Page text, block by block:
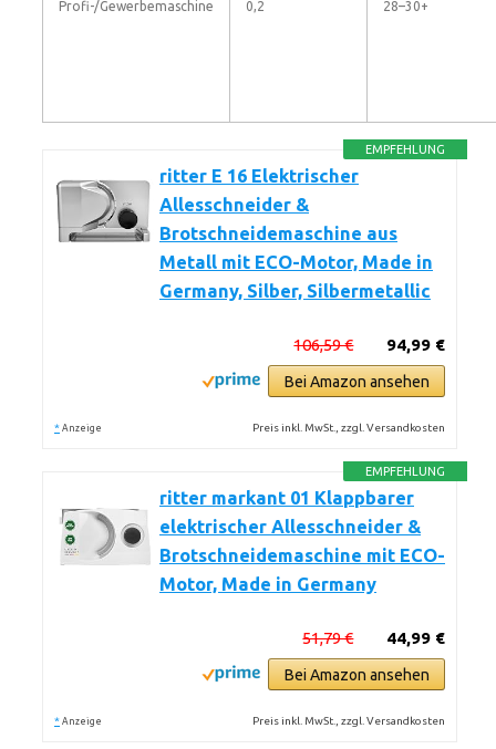
Profi-/Gewerbemaschine 0,2 28–30+
EMPFEHLUNG
ritter E 16 Elektrischer
Allesschneider &
Brotschneidemaschine aus
Metall mit ECO-Motor, Made in
Germany, Silber, Silbermetallic
94,99 €
106,59 €
Bei Amazon ansehen
* Anzeige Preis inkl. MwSt., zzgl. Versandkosten
EMPFEHLUNG
ritter markant 01 Klappbarer
elektrischer Allesschneider &
Brotschneidemaschine mit ECO-
Motor, Made in Germany
44,99 €
51,79 €
Bei Amazon ansehen
* Anzeige Preis inkl. MwSt., zzgl. Versandkosten